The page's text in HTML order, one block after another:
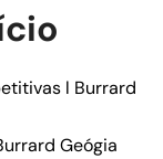
l Burrard
Geógia